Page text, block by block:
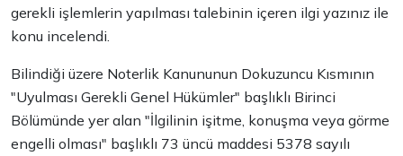
gerekli işlemlerin yapılması talebinin içeren ilgi yazınız ile
konu incelendi.
Bilindiği üzere Noterlik Kanununun Dokuzuncu Kısmının
"Uyulması Gerekli Genel Hükümler" başlıklı Birinci
Bölümünde yer alan "İlgilinin işitme, konuşma veya görme
engelli olması" başlıklı 73 üncü maddesi 5378 sayılı